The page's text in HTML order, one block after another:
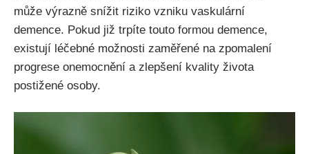
může výrazně snížit riziko vzniku vaskulární
demence. Pokud již trpíte touto formou demence,
existují léčebné možnosti zaměřené na zpomalení
progrese onemocnění a zlepšení kvality života
postižené osoby.